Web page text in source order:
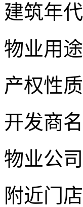
建筑年代
物业用途
产权性质
开发商名
物业公司
附近门店